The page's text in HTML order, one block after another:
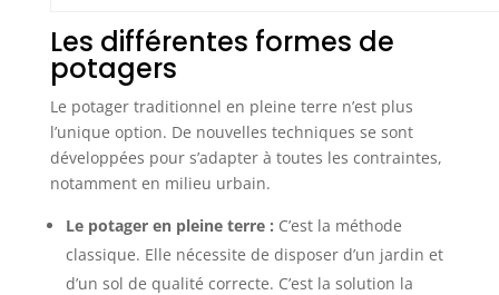
Les différentes formes de
potagers
Le potager traditionnel en pleine terre n’est plus
l’unique option. De nouvelles techniques se sont
développées pour s’adapter à toutes les contraintes,
notamment en milieu urbain.
Le potager en pleine terre : C’est la méthode
classique. Elle nécessite de disposer d’un jardin et
d’un sol de qualité correcte. C’est la solution la